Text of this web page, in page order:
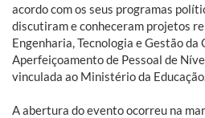
acordo com os seus programas
discutiram e conheceram projetos
Engenharia, Tecnologia e Gestão da
Aperfeiçoamento de Pessoal de
vinculada ao Ministério da
A abertura do evento ocorreu na